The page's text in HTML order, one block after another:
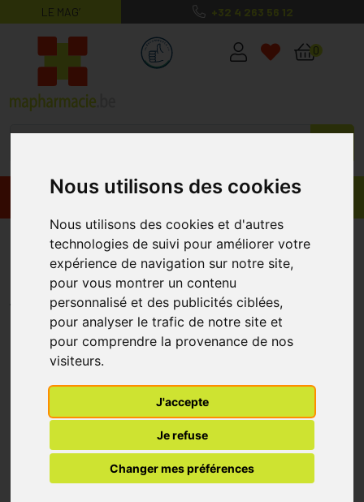
Nous utilisons des cookies
Nous utilisons des cookies et d'autres
technologies de suivi pour améliorer votre
expérience de navigation sur notre site,
pour vous montrer un contenu
personnalisé et des publicités ciblées,
pour analyser le trafic de notre site et
pour comprendre la provenance de nos
visiteurs.
J'accepte
Je refuse
Changer mes préférences
LE MAG’ +32 4 263 56 12
MaPharmacie.be ma santé, mes
0
Promos Produits
Atrauman Silicone 10x20cm 5
HARTMANN